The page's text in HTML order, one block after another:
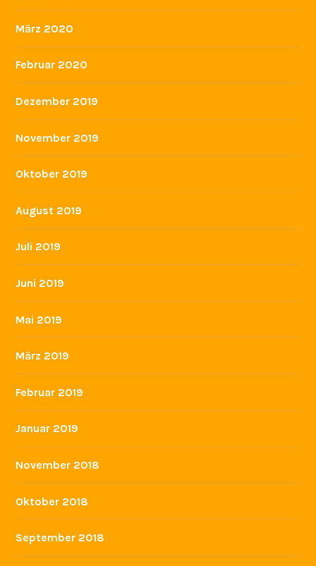
März 2020
Februar 2020
Dezember 2019
November 2019
Oktober 2019
August 2019
Juli 2019
Juni 2019
Mai 2019
März 2019
Februar 2019
Januar 2019
November 2018
Oktober 2018
September 2018